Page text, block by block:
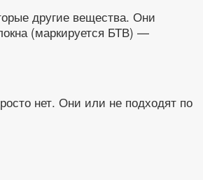
другие вещества. Они
(маркируется БТВ) —
нет. Они или не подходят по